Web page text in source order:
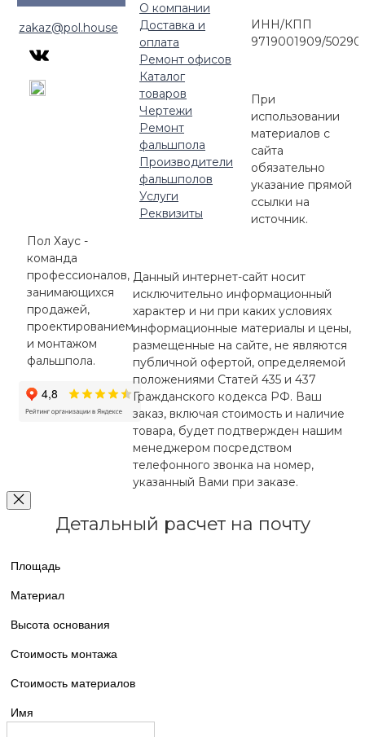
zakaz@pol.house
О компании
Доставка и
оплата
Ремонт офисов
Каталог
товаров
Чертежи
Ремонт
фальшпола
Производители
фальшполов
Услуги
Реквизиты
Пол Хаус -
команда
профессионалов,
занимающихся
продажей,
проектированием
и монтажом
фальшпола.
ИНН/КПП
9719001909/
При
использовании
материалов с
сайта
обязательно
указание прямой
ссылки на
источник.
Данный интернет-сайт носит
исключительно информационный
характер и ни при каких условиях
информационные материалы и цены,
размещенные на сайте, не являются
публичной офертой, определяемой
положениями Статей 435 и 437
Гражданского кодекса РФ. Ваш
заказ, включая стоимость и наличие
товара, будет подтвержден нашим
менеджером посредством
телефонного звонка на номер,
указанный Вами при заказе.
Детальный расчет на почту
Площадь
Материал
Высота основания
Стоимость монтажа
Стоимость материалов
Имя